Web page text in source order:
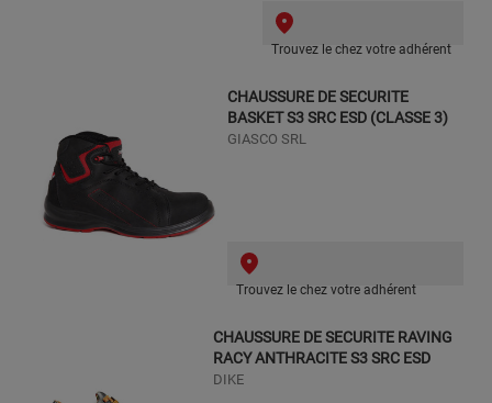
Trouvez le chez votre adhérent
CHAUSSURE DE SECURITE
BASKET S3 SRC ESD (CLASSE 3)
GIASCO SRL
Trouvez le chez votre adhérent
CHAUSSURE DE SECURITE RAVING
RACY ANTHRACITE S3 SRC ESD
DIKE